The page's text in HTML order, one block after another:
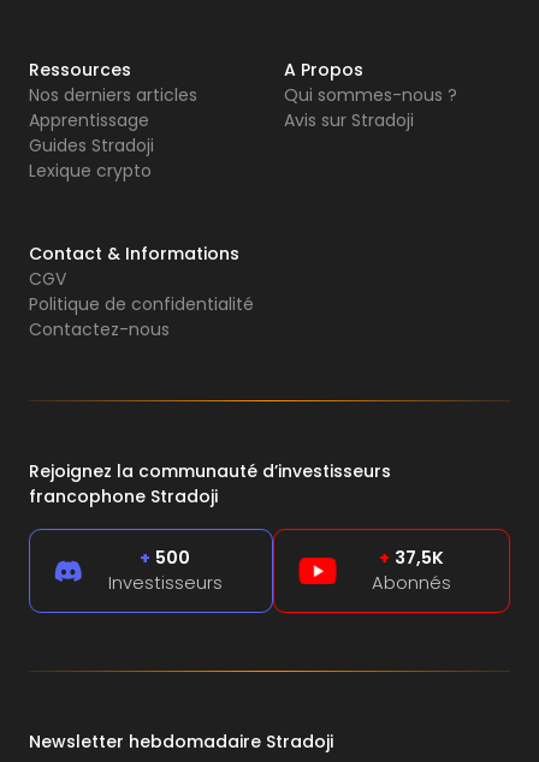
Ressources
Nos derniers articles
Apprentissage
Guides Stradoji
Lexique crypto
A Propos
Qui sommes-nous ?
Avis sur Stradoji
Contact & Informations
CGV
Politique de confidentialité
Contactez-nous
Rejoignez la communauté d’investisseurs
francophone Stradoji
+ 500
Investisseurs
+ 37,5K
Abonnés
Newsletter hebdomadaire Stradoji